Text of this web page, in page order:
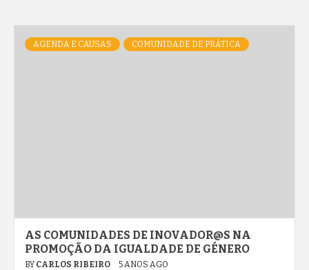
AGENDA E CAUSAS COMUNIDADE DE PRÁTICA
AS COMUNIDADES DE INOVADOR@S NA
PROMOÇÃO DA IGUALDADE DE GÉNERO
BY CARLOS RIBEIRO 5 ANOS AGO